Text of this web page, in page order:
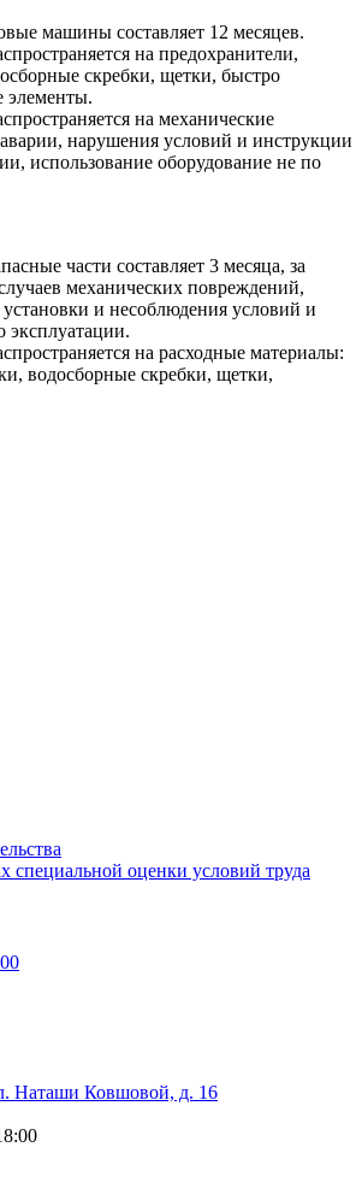
машины составляет 12 месяцев.
на предохранители,
скребки, щетки, быстро
элементы.
на механические
нарушения условий и инструкции
использование оборудование не по
части составляет 3 месяца, за
механических повреждений,
и несоблюдения условий и
эксплуатации.
на расходные материалы:
водосборные скребки, щетки,
специальной оценки условий труда
Наташи Ковшовой, д. 16